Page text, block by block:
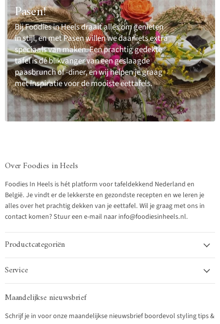
Pasen!
Bij Foodies in Heels draait alles om genieten
in stijl, en met Pasen willen we daar iets extra
speciaals van maken. Een prachtig gedekte
tafel is dé blikvanger van een geslaagde
paasbrunch of -diner, en wij helpen je graag
met inspiratie voor de mooiste eettafels.
Over Foodies in Heels
Foodies In Heels is hét platform voor tafeldekkend Nederland en
België. Je vindt er de lekkerste en gezondste recepten en we leren je
alles over het prachtig dekken van je eettafel. Wil je graag met ons in
contact komen? Stuur een e-mail naar info@foodiesinheels.nl.
Productcategoriën
Service
Maandelijkse nieuwsbrief
Schrijf je in voor onze maandelijkse nieuwsbrief boordevol styling tips &